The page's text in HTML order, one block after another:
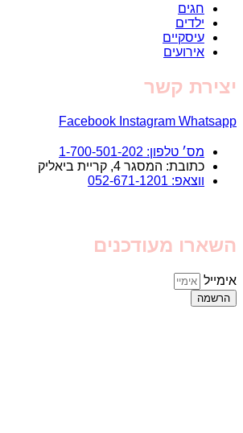
חגים
ילדים
עיסקיים
אירועים
יצירת קשר
Facebook Instagram Whatsapp
מס׳ טלפון: 1-700-501-202
כתובת: המסגר 4, קריית ביאליק
ווצאפ: 052-671-1201
השארו מעודכנים
אימייל
הרשמה